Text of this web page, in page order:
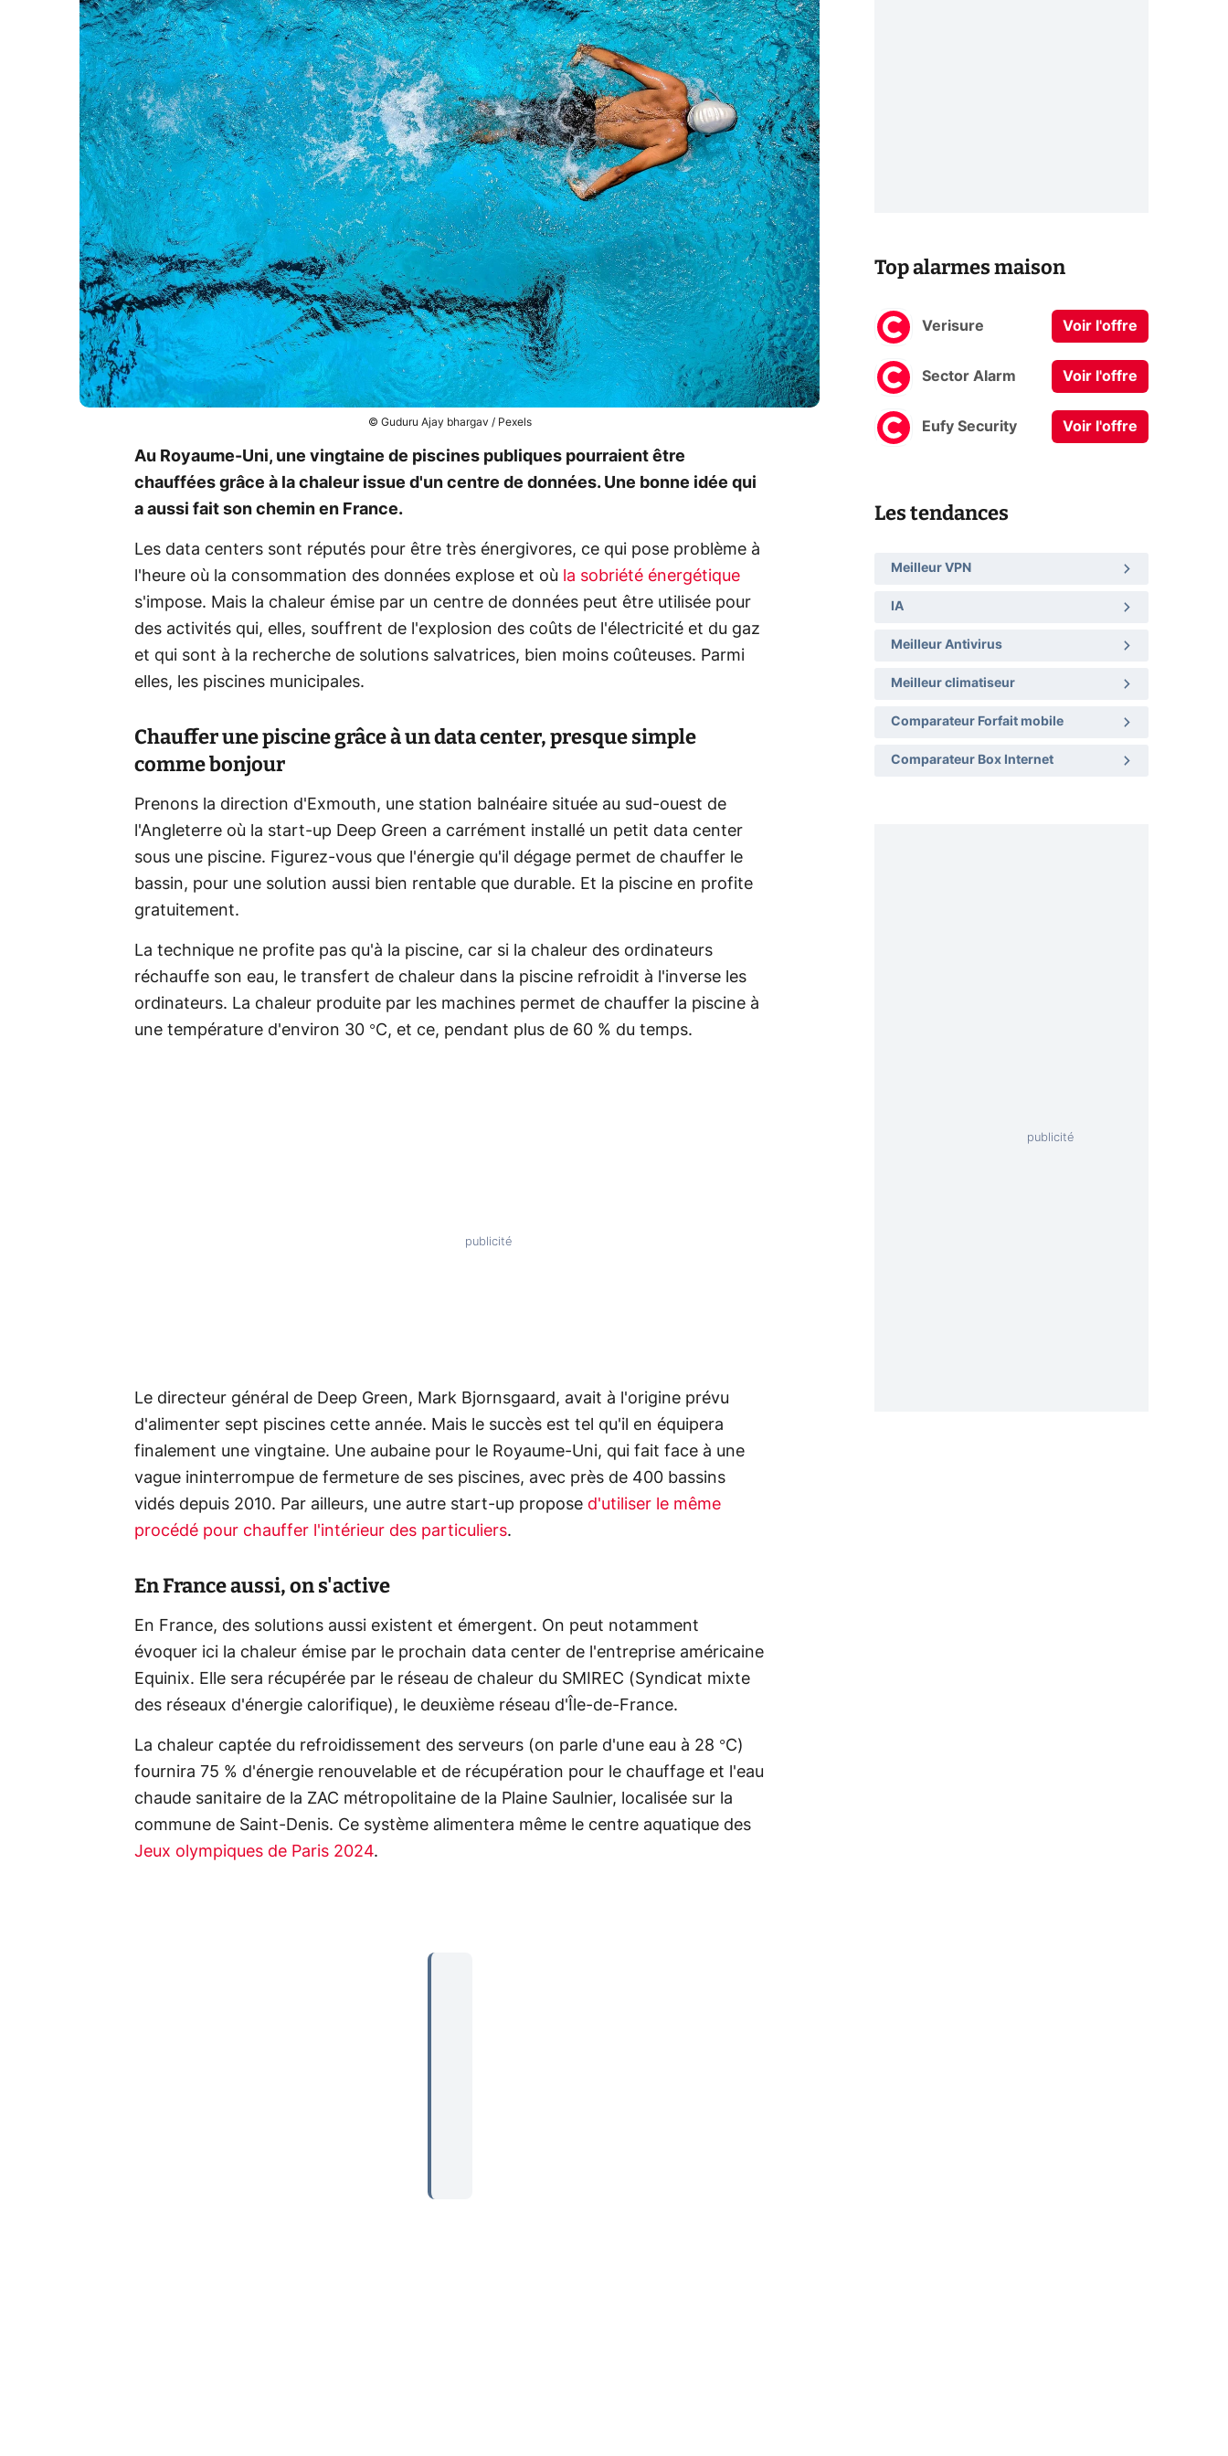
© Guduru Ajay bhargav / Pexels
Au Royaume-Uni, une vingtaine de piscines publiques pourraient être
chauffées grâce à la chaleur issue d'un centre de données. Une bonne idée qui
a aussi fait son chemin en France.
Les data centers sont réputés pour être très énergivores, ce qui pose problème à
l'heure où la consommation des données explose et où
la sobriété énergétique
s'impose. Mais la chaleur émise par un centre de données peut être utilisée pour
des activités qui, elles, souffrent de l'explosion des coûts de l'électricité et du gaz
et qui sont à la recherche de solutions salvatrices, bien moins coûteuses. Parmi
elles, les piscines municipales.
Chauffer une piscine grâce à un data center, presque simple
comme bonjour
Prenons la direction d'Exmouth, une station balnéaire située au sud-ouest de
l'Angleterre où la start-up Deep Green a carrément installé un petit data center
sous une piscine. Figurez-vous que l'énergie qu'il dégage permet de chauffer le
bassin, pour une solution aussi bien rentable que durable. Et la piscine en profite
gratuitement.
La technique ne profite pas qu'à la piscine, car si la chaleur des ordinateurs
réchauffe son eau, le transfert de chaleur dans la piscine refroidit à l'inverse les
ordinateurs. La chaleur produite par les machines permet de chauffer la piscine à
une température d'environ 30 °C, et ce, pendant plus de 60 % du temps.
Le directeur général de Deep Green, Mark Bjornsgaard, avait à l'origine prévu
d'alimenter sept piscines cette année. Mais le succès est tel qu'il en équipera
finalement une vingtaine. Une aubaine pour le Royaume-Uni, qui fait face à une
vague ininterrompue de fermeture de ses piscines, avec près de 400 bassins
vidés depuis 2010. Par ailleurs, une autre start-up propose d'utiliser le même
procédé pour chauffer l'intérieur des particuliers.
En France aussi, on s'active
En France, des solutions aussi existent et émergent. On peut notamment
évoquer ici la chaleur émise par le prochain data center de l'entreprise américaine
Equinix. Elle sera récupérée par le réseau de chaleur du SMIREC (Syndicat mixte
des réseaux d'énergie calorifique), le deuxième réseau d'Île-de-France.
La chaleur captée du refroidissement des serveurs (on parle d'une eau à 28 °C)
fournira 75 % d'énergie renouvelable et de récupération pour le chauffage et l'eau
chaude sanitaire de la ZAC métropolitaine de la Plaine Saulnier, localisée sur la
commune de Saint-Denis. Ce système alimentera même le centre aquatique des
Jeux olympiques de Paris 2024.
Top alarmes maison
Verisure Voir l'offre
Sector Alarm Voir l'offre
Eufy Security Voir l'offre
Les tendances
Meilleur VPN
IA
Meilleur Antivirus
Meilleur climatiseur
Comparateur Forfait mobile
Comparateur Box Internet